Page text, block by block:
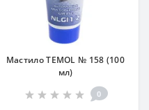
Мастило TEMOL № 158 (100
мл)
0